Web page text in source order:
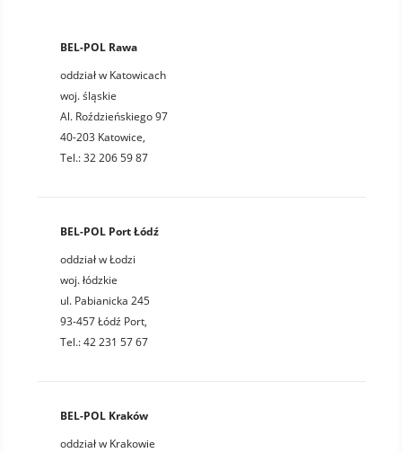
BEL-POL Rawa
oddział w Katowicach
woj. śląskie
Al. Roździeńskiego 97
40-203 Katowice,
Tel.: 32 206 59 87
BEL-POL Port Łódź
oddział w Łodzi
woj. łódzkie
ul. Pabianicka 245
93-457 Łódź Port,
Tel.: 42 231 57 67
BEL-POL Kraków
oddział w Krakowie